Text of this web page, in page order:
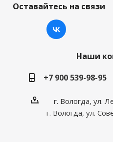
Оставайтесь на связи
Наши
+7 900 539-98-95
г. Вологда, ул.
г. Вологда, ул.